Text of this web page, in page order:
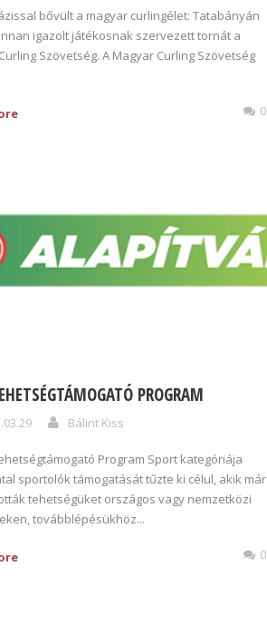
bővült a magyar curlingélet: Tatabányán
igazolt játékosnak szervezett tornát a
Szövetség. A Magyar Curling Szövetség
0
PROGRAM
Bálint Kiss
Program Sport kategóriája
sportolók támogatását tűzte ki célul, akik már
tehetségüket országos vagy nemzetközi
továbblépésükhöz...
0